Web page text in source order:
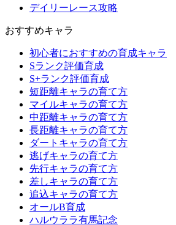
デイリーレース攻略
おすすめキャラ
初心者におすすめの育成キャラ
Sランク評価育成
S+ランク評価育成
短距離キャラの育て方
マイルキャラの育て方
中距離キャラの育て方
長距離キャラの育て方
ダートキャラの育て方
逃げキャラの育て方
先行キャラの育て方
差しキャラの育て方
追込キャラの育て方
オールB育成
ハルウララ有馬記念